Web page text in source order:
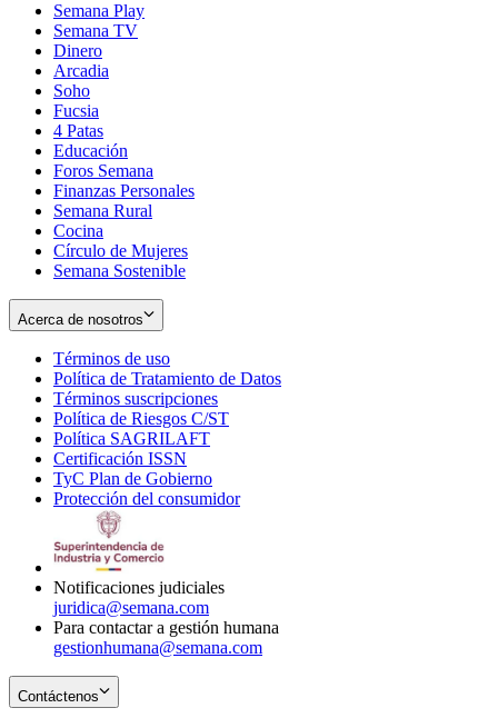
Semana Play
Semana TV
Dinero
Arcadia
Soho
in
new
window
Fucsia
in
new
window
4 Patas
Educación
Foros Semana
Finanzas Personales
Semana Rural
Cocina
Círculo de Mujeres
Semana Sostenible
Acerca de nosotros
Términos de uso
in
new
window
Política de Tratamiento de Datos
Términos suscripciones
in
Política de Riesgos C/ST
Política SAGRILAFT
new
window
Certificación ISSN
in
new
TyC Plan de Gobierno
in
Protección del consumidorOpens
Notificaciones judiciales
juridica@semana.com
Para contactar a gestión humana
gestionhumana@semana.com
Contáctenos